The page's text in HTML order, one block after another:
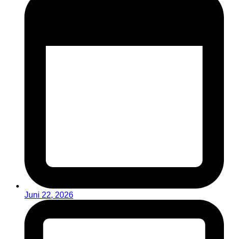
Juni 22, 2026